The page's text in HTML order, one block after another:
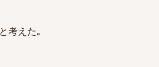
考えた｡